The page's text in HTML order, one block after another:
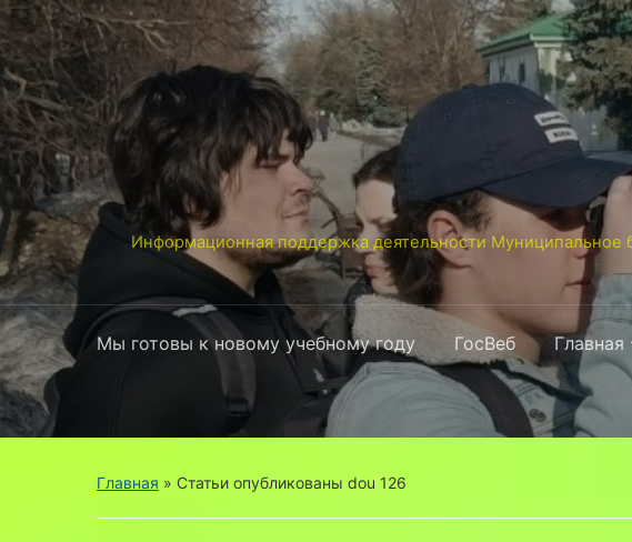
Информационная поддержка деятельности
Мы готовы к новому учебному году ГосВеб Главная
Главная » Статьи опубликованы dou 126